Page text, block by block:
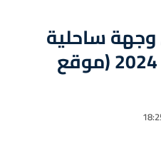
وجهة ساحلية
بالمغرب خلال سنة 2024 (موقع